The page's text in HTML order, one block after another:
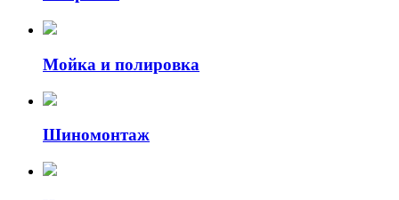
Мойка и полировка
Шиномонтаж